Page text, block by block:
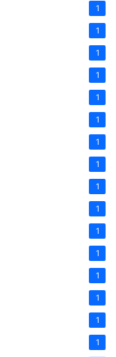
1
1
1
1
1
1
1
1
1
1
1
1
1
1
1
1